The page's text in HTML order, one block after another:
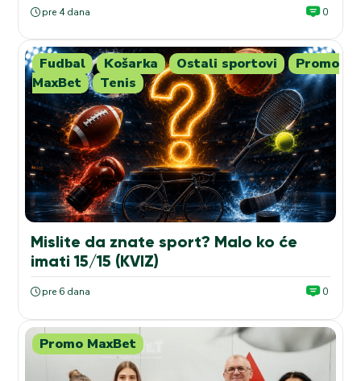
pre 4 dana 0
Fudbal Košarka Ostali sportovi
Promo
MaxBet
Tenis
Mislite da znate sport? Malo ko će
imati 15/15 (KVIZ)
pre 6 dana 0
Promo MaxBet